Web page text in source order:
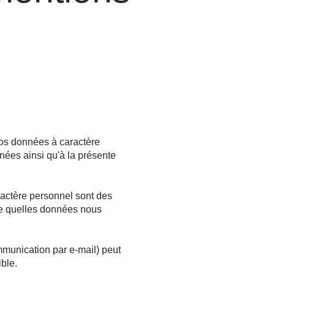
données à caractère
ainsi qu'à la présente
personnel sont des
quelles données nous
par e-mail) peut